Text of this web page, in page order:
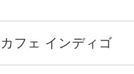
フェ インディゴ